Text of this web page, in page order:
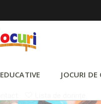
EDUCATIVE JOCURI DE